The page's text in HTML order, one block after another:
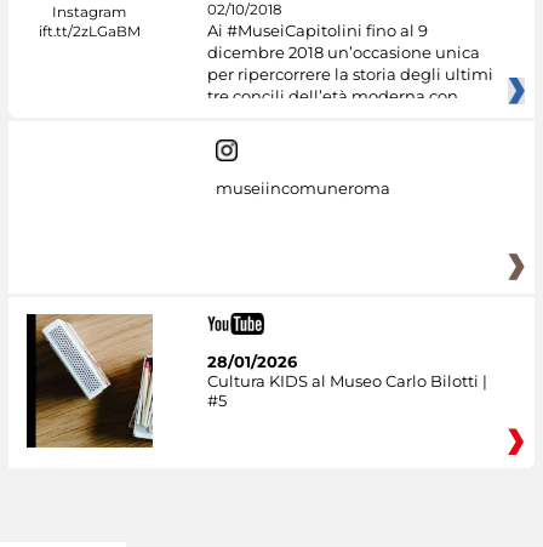
02/10/2018
Ai #MuseiCapitolini fino al 9
dicembre 2018 un’occasione unica
per ripercorrere la storia degli ultimi
tre concili dell’età moderna con
museiincomuneroma
28/01/2026
Cultura KIDS al Museo Carlo Bilotti |
#5